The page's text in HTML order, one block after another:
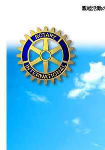
親睦活動